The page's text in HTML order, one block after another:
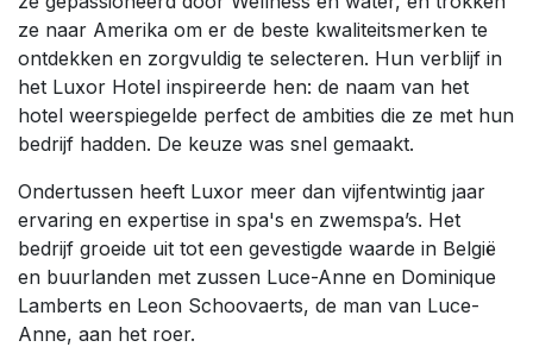
ze naar Amerika om er de beste kwaliteitsmerken te
ontdekken en zorgvuldig te selecteren. Hun verblijf in
het Luxor Hotel inspireerde hen: de naam van het
hotel weerspiegelde perfect de ambities die ze met hun
bedrijf hadden. De keuze was snel gemaakt.
Ondertussen heeft Luxor meer dan vijfentwintig jaar
ervaring en expertise in spa's en zwemspa’s. Het
bedrijf groeide uit tot een gevestigde waarde in België
en buurlanden met zussen Luce-Anne en Dominique
Lamberts en Leon Schoovaerts, de man van Luce-
Anne, aan het roer.